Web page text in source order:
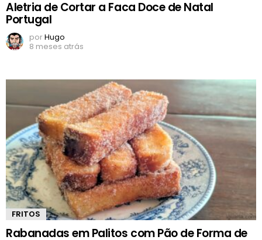
Aletria de Cortar a Faca Doce de Natal
Portugal
porHugo
8 meses atrás
FRITOS
Rabanadas em Palitos com Pão de Forma de